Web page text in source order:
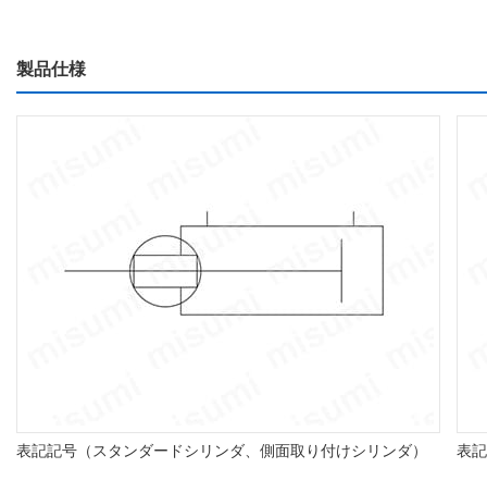
製品仕様
表記記号（スタンダードシリンダ、側面取り付けシリンダ） 表